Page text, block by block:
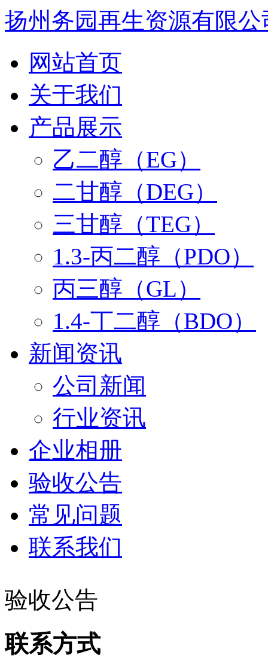
扬州务园再生资源有限公
网站首页
关于我们
产品展示
乙二醇（EG）
二甘醇（DEG）
三甘醇（TEG）
1.3-丙二醇（PDO）
丙三醇（GL）
1.4-丁二醇（BDO）
新闻资讯
公司新闻
行业资讯
企业相册
验收公告
常见问题
联系我们
验收公告
联系方式